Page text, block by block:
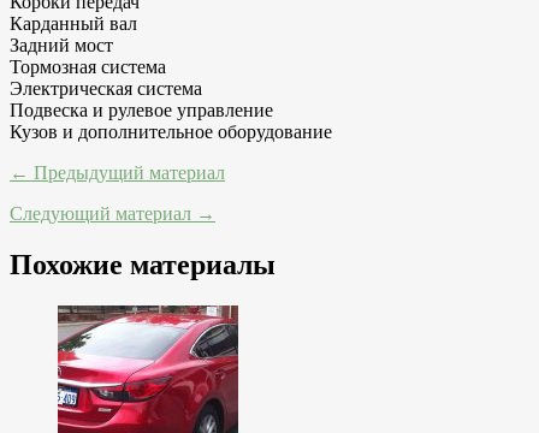
Карданный вал
Задний мост
Тормозная система
Электрическая система
Подвеска и рулевое управление
Кузов и дополнительное оборудование
← Предыдущий материал
Следующий материал →
Похожие материалы